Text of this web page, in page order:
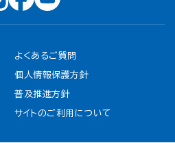
よくあるご質問
個人情報保護方針
普及推進方針
サイトのご利用について